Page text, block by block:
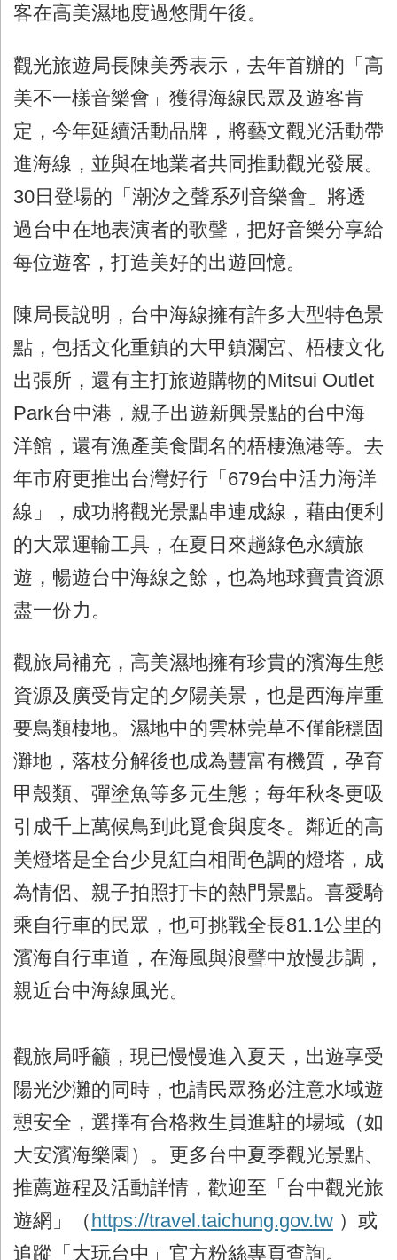
客在高美濕地度過悠閒午後。
觀光旅遊局長陳美秀表示，去年首辦的「高
美不一樣音樂會」獲得海線民眾及遊客肯
定，今年延續活動品牌，將藝文觀光活動帶
進海線，並與在地業者共同推動觀光發展。
30日登場的「潮汐之聲系列音樂會」將透
過台中在地表演者的歌聲，把好音樂分享給
每位遊客，打造美好的出遊回憶。
陳局長說明，台中海線擁有許多大型特色景
點，包括文化重鎮的大甲鎮瀾宮、梧棲文化
出張所，還有主打旅遊購物的Mitsui Outlet
Park台中港，親子出遊新興景點的台中海
洋館，還有漁產美食聞名的梧棲漁港等。去
年市府更推出台灣好行「679台中活力海洋
線」，成功將觀光景點串連成線，藉由便利
的大眾運輸工具，在夏日來趟綠色永續旅
遊，暢遊台中海線之餘，也為地球寶貴資源
盡一份力。
觀旅局補充，高美濕地擁有珍貴的濱海生態
資源及廣受肯定的夕陽美景，也是西海岸重
要鳥類棲地。濕地中的雲林莞草不僅能穩固
灘地，落枝分解後也成為豐富有機質，孕育
甲殼類、彈塗魚等多元生態；每年秋冬更吸
引成千上萬候鳥到此覓食與度冬。鄰近的高
美燈塔是全台少見紅白相間色調的燈塔，成
為情侶、親子拍照打卡的熱門景點。喜愛騎
乘自行車的民眾，也可挑戰全長81.1公里的
濱海自行車道，在海風與浪聲中放慢步調，
親近台中海線風光。
觀旅局呼籲，現已慢慢進入夏天，出遊享受
陽光沙灘的同時，也請民眾務必注意水域遊
憩安全，選擇有合格救生員進駐的場域（如
大安濱海樂園）。更多台中夏季觀光景點、
推薦遊程及活動詳情，歡迎至「台中觀光旅
遊網」（https://travel.taichung.gov.tw ）或
追蹤「大玩台中」官方粉絲專頁查詢。